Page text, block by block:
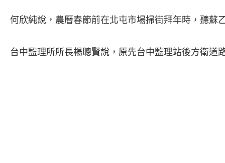
何欣純說，農曆春節前在北屯市場掃街拜年時，聽蘇
台中監理所所長楊聰賢說，原先台中監理站後方衛